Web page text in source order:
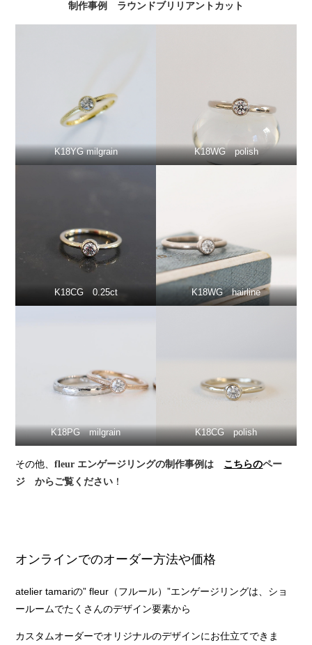
制作事例 ラウンドブリリアントカット
K18YG milgrain K18WG polish
K18CG 0.25ct K18WG hairline
K18PG milgrain K18CG polish
その他、fleur エンゲージリングの制作事例は こちらのペー
ジ からご覧ください ！
オンラインでのオーダー方法や価格
atelier tamariの” fleur（フルール）”エンゲージリングは、ショ
ールームでたくさんのデザイン要素から
カスタムオーダーでオリジナルのデザインにお仕立てできま